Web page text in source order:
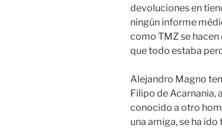
devoluciones en
ningún informe
como TMZ se
que todo estaba
Alejandro Magno
Filipo de Acarnania,
conocido a otro
una amiga, se ha